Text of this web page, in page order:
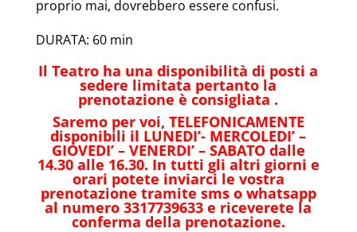
proprio mai, dovrebbero essere confusi.
DURATA: 60 min
Il Teatro ha una disponibilità di posti a
sedere limitata pertanto la
prenotazione è consigliata .
Saremo per voi, TELEFONICAMENTE
disponibili il LUNEDI’- MERCOLEDI’ –
GIOVEDI’ – VENERDI’ – SABATO dalle
14.30 alle 16.30. In tutti gli altri giorni e
orari potete inviarci le vostra
prenotazione tramite sms o whatsapp
al numero 3317739633 e riceverete la
conferma della prenotazione.